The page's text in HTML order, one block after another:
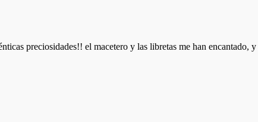
preciosidades!! el macetero y las libretas me han encantado,